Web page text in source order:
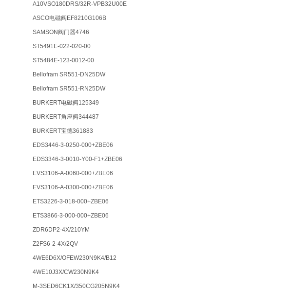
A10VSO180DRS/32R-VPB32U00E
ASCO电磁阀EF8210G106B
SAMSON阀门器4746
ST5491E-022-020-00
ST5484E-123-0012-00
Bellofram SR551-DN25DW
Bellofram SR551-RN25DW
BURKERT电磁阀125349
BURKERT角座阀344487
BURKERT宝德361883
EDS3446-3-0250-000+ZBE06
EDS3346-3-0010-Y00-F1+ZBE06
EVS3106-A-0060-000+ZBE06
EVS3106-A-0300-000+ZBE06
ETS3226-3-018-000+ZBE06
ETS3866-3-000-000+ZBE06
ZDR6DP2-4X/210YM
Z2FS6-2-4X/2QV
4WE6D6X/OFEW230N9K4/B12
4WE10J3X/CW230N9K4
M-3SED6CK1X/350CG205N9K4